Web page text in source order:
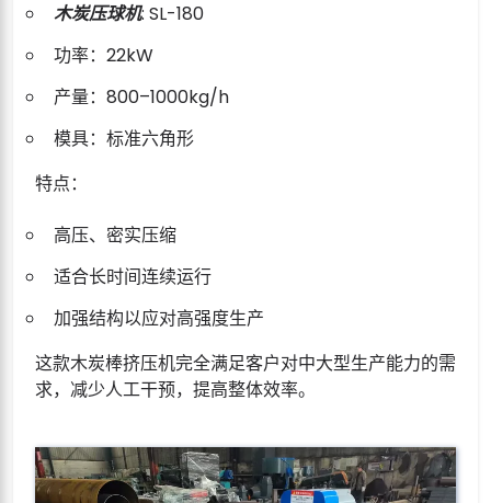
木炭压球机: SL-180
功率：22kW
产量：800–1000kg/h
模具：标准六角形
特点：
高压、密实压缩
适合长时间连续运行
加强结构以应对高强度生产
这款木炭棒挤压机完全满足客户对中大型生产能力的需
求，减少人工干预，提高整体效率。